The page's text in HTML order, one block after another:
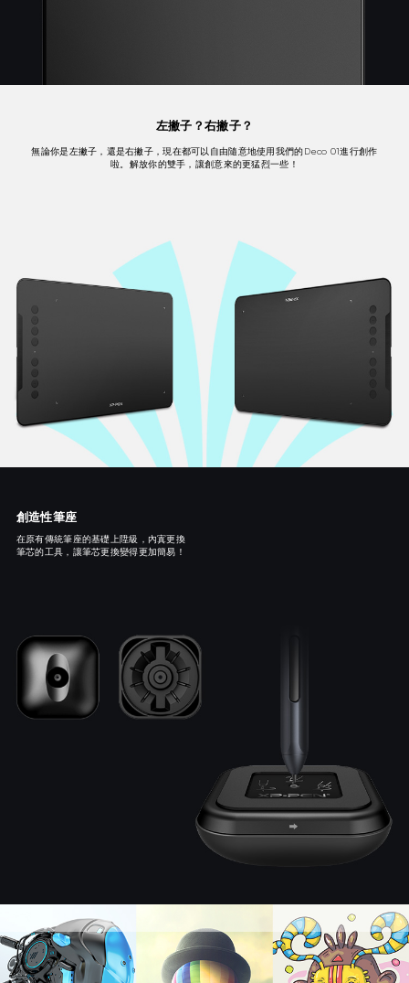
左撇子？右撇子？
無論你是左撇子，還是右撇子，現在都可以自由隨意地使用我們的Deco 01進行創作
啦。解放你的雙手，讓創意來的更猛烈一些！
創造性筆座
在原有傳統筆座的基礎上陞級，內寘更換
筆芯的工具，讓筆芯更換變得更加簡易！